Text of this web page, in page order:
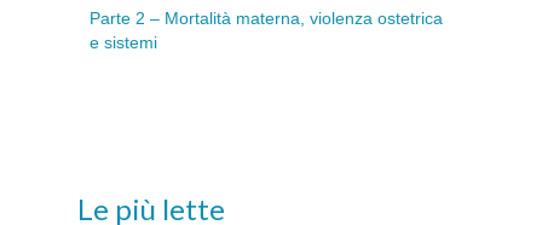
Parte 2 – Mortalità materna, violenza ostetrica
e sistemi
Le più lette